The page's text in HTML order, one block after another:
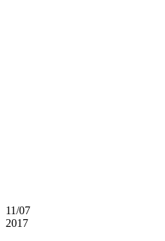
11/07
2017